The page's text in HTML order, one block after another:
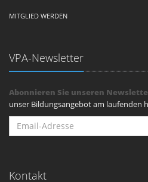
MITGLIED WERDEN
VPA-Newsletter
Abonnieren Sie unseren
unser Bildungsangebot am laufenden
Kontakt